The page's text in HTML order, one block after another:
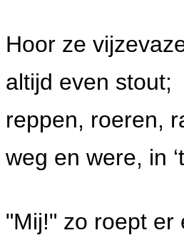
Hoor ze
altijd even stout;
reppen, roeren,
weg en were, in
"Mij!" zo roept er